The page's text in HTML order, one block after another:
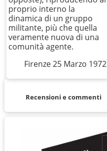
proprio interno la
dinamica di un gruppo
militante, più che quella
veramente nuova di una
comunità agente.
Firenze 25 Marzo 1972
Recensioni e commenti